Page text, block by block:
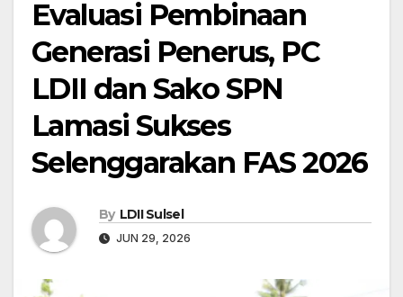
Evaluasi Pembinaan
Generasi Penerus, PC
LDII dan Sako SPN
Lamasi Sukses
Selenggarakan FAS 2026
By LDII Sulsel
JUN 29, 2026